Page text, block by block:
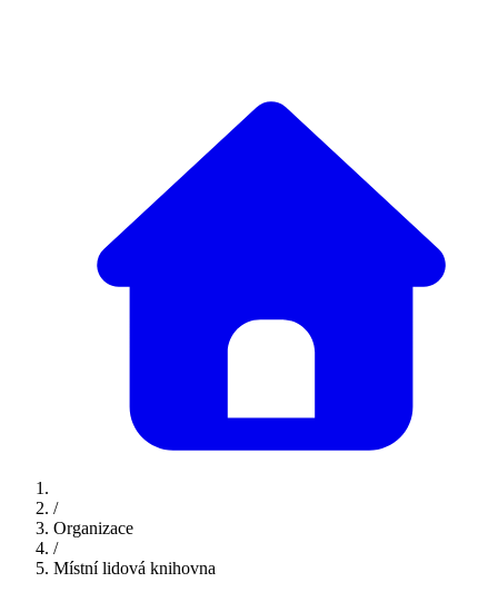
/
Organizace
/
Místní lidová knihovna